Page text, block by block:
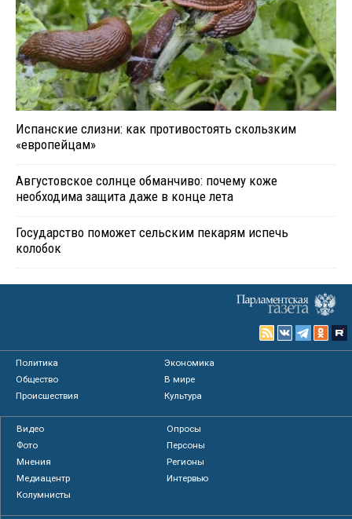
Испанские слизни: как противостоять скользким
«европейцам»
Августовское солнце обманчиво: почему коже
необходима защита даже в конце лета
Государство поможет сельским пекарям испечь
колобок
Политика
Экономика
Общество
В мире
Происшествия
Культура
Видео
Опросы
Фото
Персоны
Мнения
Регионы
Медиацентр
Интервью
Колумнисты